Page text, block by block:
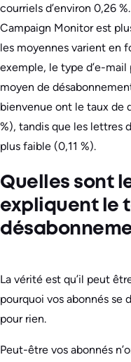
courriels d’environ 0,26
Campaign Monitor est
les moyennes varient en
exemple, le type d’e-
moyen de
bienvenue ont le taux de
%), tandis que les lettres
plus faible (0,11 %).
Quelles sont
expliquent le
La vérité est qu’il peut
pourquoi vos abonnés se
pour rien.
Peut-être vos abonnés